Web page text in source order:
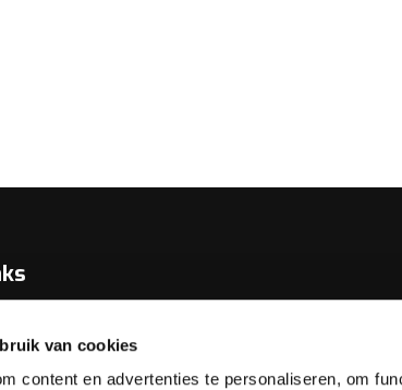
van cookies
content en advertenties te personaliseren, om